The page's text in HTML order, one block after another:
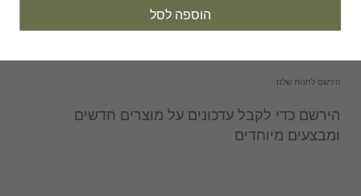
הוספה לסל
הירשם כדי לקבל עדכונים על מוצרים חדשים
ומבצעים מיוחדים
הירשם לחנות שלנו